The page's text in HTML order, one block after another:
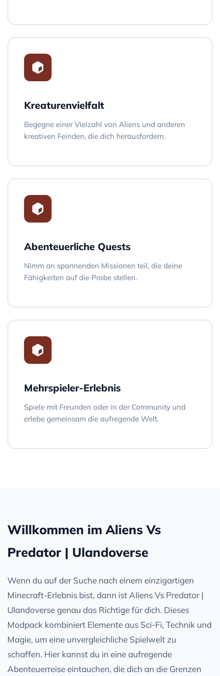
Kreaturenvielfalt
Begegne einer Vielzahl von Aliens und anderen
kreativen Feinden, die dich herausfordern.
Abenteuerliche Quests
Nimm an spannenden Missionen teil, die deine
Fähigkeiten auf die Probe stellen.
Mehrspieler-Erlebnis
Spiele mit Freunden oder in der Community und
erlebe gemeinsam die aufregende Welt.
Willkommen im Aliens Vs
Predator | Ulandoverse
Wenn du auf der Suche nach einem einzigartigen
Minecraft-Erlebnis bist, dann ist Aliens Vs Predator |
Ulandoverse genau das Richtige für dich. Dieses
Modpack kombiniert Elemente aus Sci-Fi, Technik und
Magie, um eine unvergleichliche Spielwelt zu
schaffen. Hier kannst du in eine aufregende
Abenteuerreise eintauchen, die dich an die Grenzen